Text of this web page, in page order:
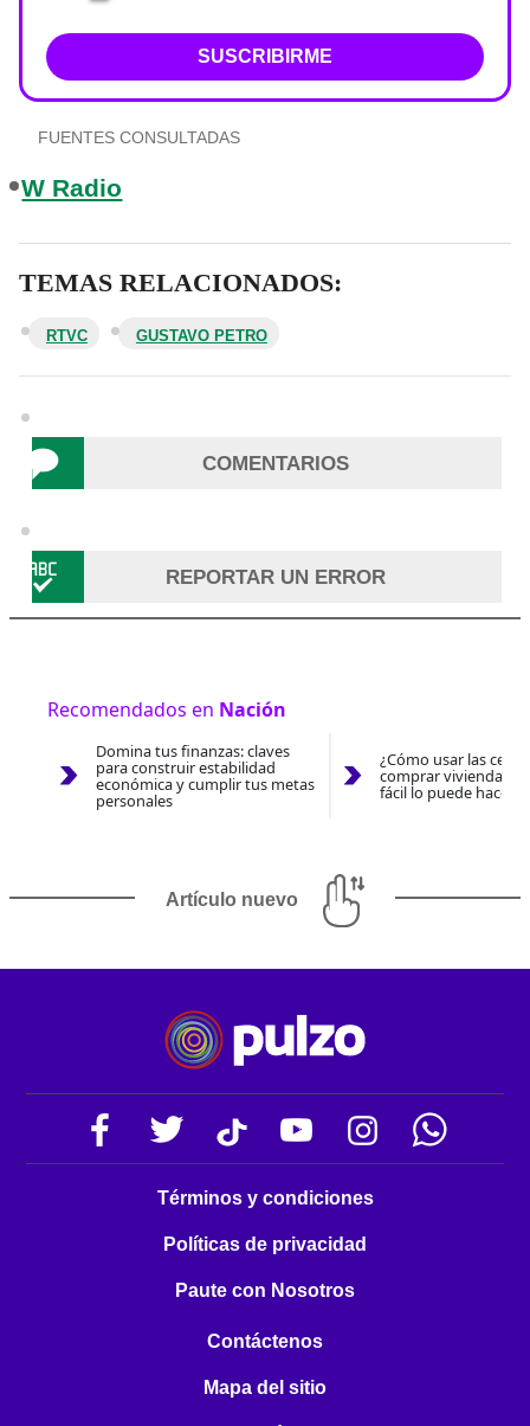
SUSCRIBIRME
FUENTES CONSULTADAS
W Radio
TEMAS RELACIONADOS:
RTVC GUSTAVO PETRO
COMENTARIOS
REPORTAR UN ERROR
Recomendados en Nación
Domina tus finanzas: claves
para construir estabilidad
económica y cumplir tus metas
personales
¿Cómo usar las
comprar vivienda
fácil lo puede hacer
Artículo nuevo
Términos y condiciones
Políticas de privacidad
Paute con Nosotros
Contáctenos
Mapa del sitio